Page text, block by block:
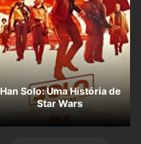
Han Solo: Uma História de
Star Wars